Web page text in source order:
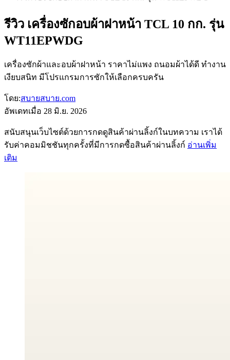
รีวิว เครื่องซักอบผ้าฝาหน้า TCL 10 กก. รุ่น
WT11EPWDG
เครื่องซักผ้าและอบผ้าฝาหน้า ราคาไม่แพง ถนอมผ้าได้ดี ทำงาน
เงียบสนิท มีโปรแกรมการซักให้เลือกครบครัน
โดย:สบายสบาย.com
อัพเดทเมื่อ 28 มิ.ย. 2026
สนับสนุนเว็บไซต์ด้วยการกดดูสินค้าผ่านลิ้งก์ในบทความ เราได้
รับค่าคอมมิชชันทุกครั้งที่มีการกดซื้อสินค้าผ่านลิ้งก์ อ่านเพิ่ม
เติม